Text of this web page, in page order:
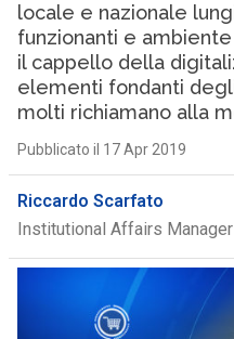
locale e nazionale
funzionanti e
il cappello della
elementi fondanti
molti richiamano alla
Pubblicato il 17 Apr 2019
Riccardo Scarfato
Institutional Affairs Manager